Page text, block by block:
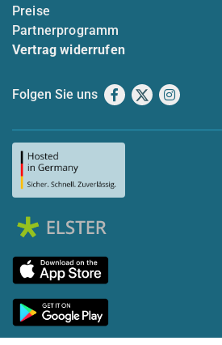
Preise
Partnerprogramm
Vertrag widerrufen
Folgen Sie uns Facebook
X